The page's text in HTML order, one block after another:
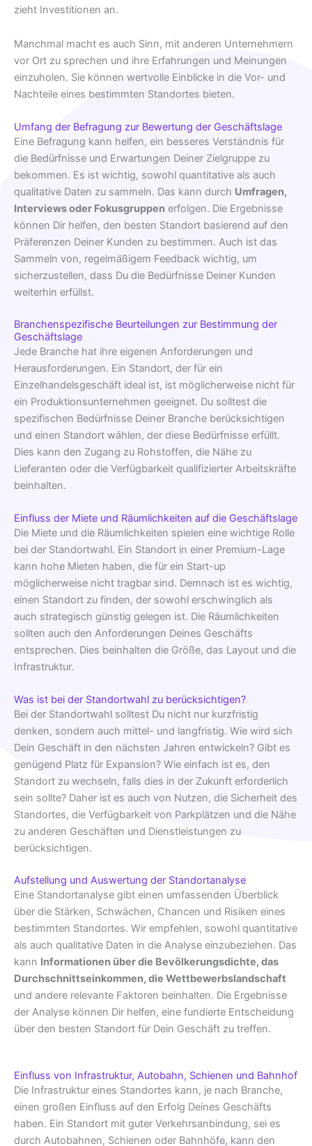
zieht Investitionen an.
Manchmal macht es auch Sinn, mit anderen Unternehmern
vor Ort zu sprechen und ihre Erfahrungen und Meinungen
einzuholen. Sie können wertvolle Einblicke in die Vor- und
Nachteile eines bestimmten Standortes bieten.
Umfang der Befragung zur Bewertung der Geschäftslage
Eine Befragung kann helfen, ein besseres Verständnis für
die Bedürfnisse und Erwartungen Deiner Zielgruppe zu
bekommen. Es ist wichtig, sowohl quantitative als auch
qualitative Daten zu sammeln. Das kann durch Umfragen,
Interviews oder Fokusgruppen erfolgen. Die Ergebnisse
können Dir helfen, den besten Standort basierend auf den
Präferenzen Deiner Kunden zu bestimmen. Auch ist das
Sammeln von, regelmäßigem Feedback wichtig, um
sicherzustellen, dass Du die Bedürfnisse Deiner Kunden
weiterhin erfüllst.
Branchenspezifische Beurteilungen zur Bestimmung der
Geschäftslage
Jede Branche hat ihre eigenen Anforderungen und
Herausforderungen. Ein Standort, der für ein
Einzelhandelsgeschäft ideal ist, ist möglicherweise nicht für
ein Produktionsunternehmen geeignet. Du solltest die
spezifischen Bedürfnisse Deiner Branche berücksichtigen
und einen Standort wählen, der diese Bedürfnisse erfüllt.
Dies kann den Zugang zu Rohstoffen, die Nähe zu
Lieferanten oder die Verfügbarkeit qualifizierter Arbeitskräfte
beinhalten.
Einfluss der Miete und Räumlichkeiten auf die Geschäftslage
Die Miete und die Räumlichkeiten spielen eine wichtige Rolle
bei der Standortwahl. Ein Standort in einer Premium-Lage
kann hohe Mieten haben, die für ein Start-up
möglicherweise nicht tragbar sind. Demnach ist es wichtig,
einen Standort zu finden, der sowohl erschwinglich als
auch strategisch günstig gelegen ist. Die Räumlichkeiten
sollten auch den Anforderungen Deines Geschäfts
entsprechen. Dies beinhalten die Größe, das Layout und die
Infrastruktur.
Was ist bei der Standortwahl zu berücksichtigen?
Bei der Standortwahl solltest Du nicht nur kurzfristig
denken, sondern auch mittel- und langfristig. Wie wird sich
Dein Geschäft in den nächsten Jahren entwickeln? Gibt es
genügend Platz für Expansion? Wie einfach ist es, den
Standort zu wechseln, falls dies in der Zukunft erforderlich
sein sollte? Daher ist es auch von Nutzen, die Sicherheit des
Standortes, die Verfügbarkeit von Parkplätzen und die Nähe
zu anderen Geschäften und Dienstleistungen zu
berücksichtigen.
Aufstellung und Auswertung der Standortanalyse
Eine Standortanalyse gibt einen umfassenden Überblick
über die Stärken, Schwächen, Chancen und Risiken eines
bestimmten Standortes. Wir empfehlen, sowohl quantitative
als auch qualitative Daten in die Analyse einzubeziehen. Das
kann Informationen über die Bevölkerungsdichte, das
Durchschnittseinkommen, die Wettbewerbslandschaft
und andere relevante Faktoren beinhalten. Die Ergebnisse
der Analyse können Dir helfen, eine fundierte Entscheidung
über den besten Standort für Dein Geschäft zu treffen.
Einfluss von Infrastruktur, Autobahn, Schienen und Bahnhof
Die Infrastruktur eines Standortes kann, je nach Branche,
einen großen Einfluss auf den Erfolg Deines Geschäfts
haben. Ein Standort mit guter Verkehrsanbindung, sei es
durch Autobahnen, Schienen oder Bahnhöfe, kann den